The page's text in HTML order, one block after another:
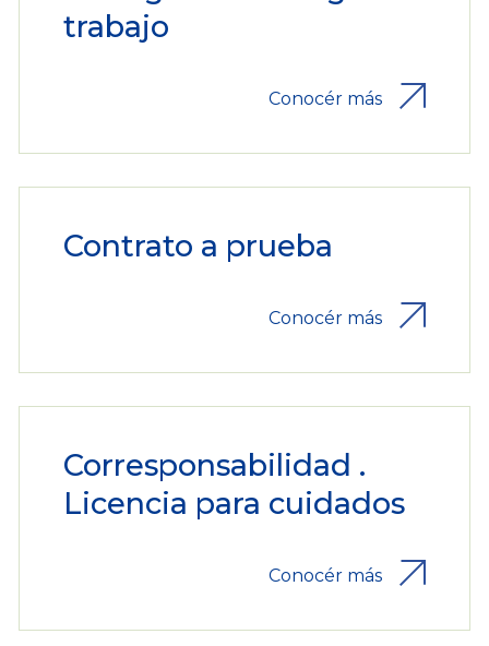
trabajo
Conocér más
Contrato a prueba
Conocér más
Corresponsabilidad .
Licencia para cuidados
Conocér más